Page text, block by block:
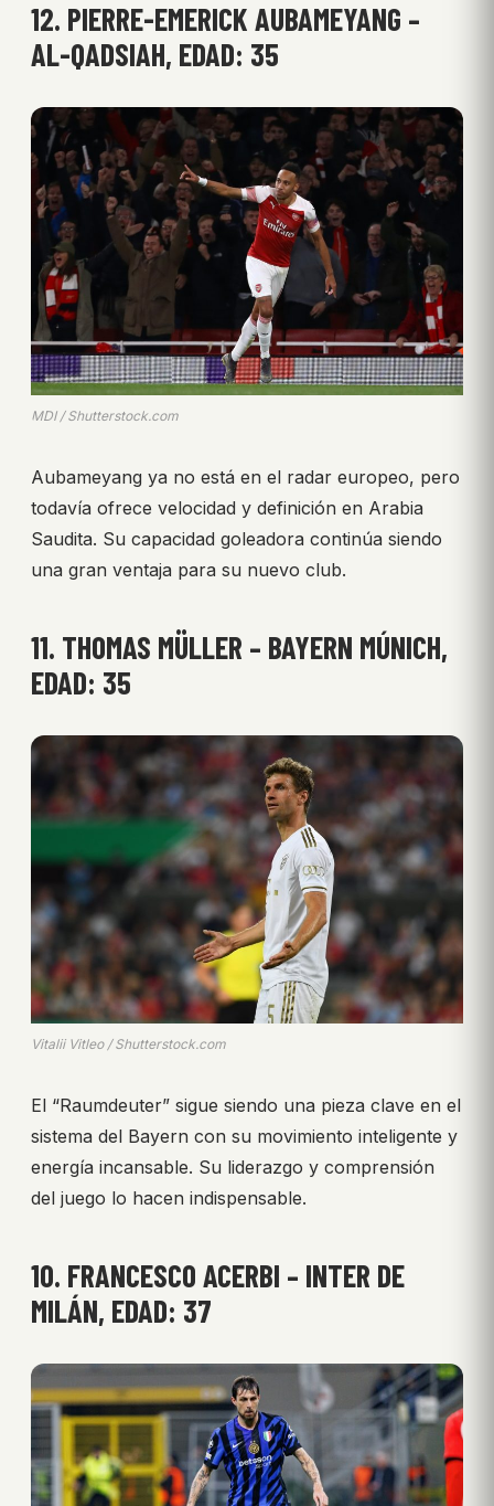
12. PIERRE-EMERICK AUBAMEYANG –
AL-QADSIAH, EDAD: 35
MDI / Shutterstock.com
Aubameyang ya no está en el radar europeo, pero
todavía ofrece velocidad y definición en Arabia
Saudita. Su capacidad goleadora continúa siendo
una gran ventaja para su nuevo club.
11. THOMAS MÜLLER – BAYERN MÚNICH,
EDAD: 35
Vitalii Vitleo / Shutterstock.com
El “Raumdeuter” sigue siendo una pieza clave en el
sistema del Bayern con su movimiento inteligente y
energía incansable. Su liderazgo y comprensión
del juego lo hacen indispensable.
10. FRANCESCO ACERBI – INTER DE
MILÁN, EDAD: 37